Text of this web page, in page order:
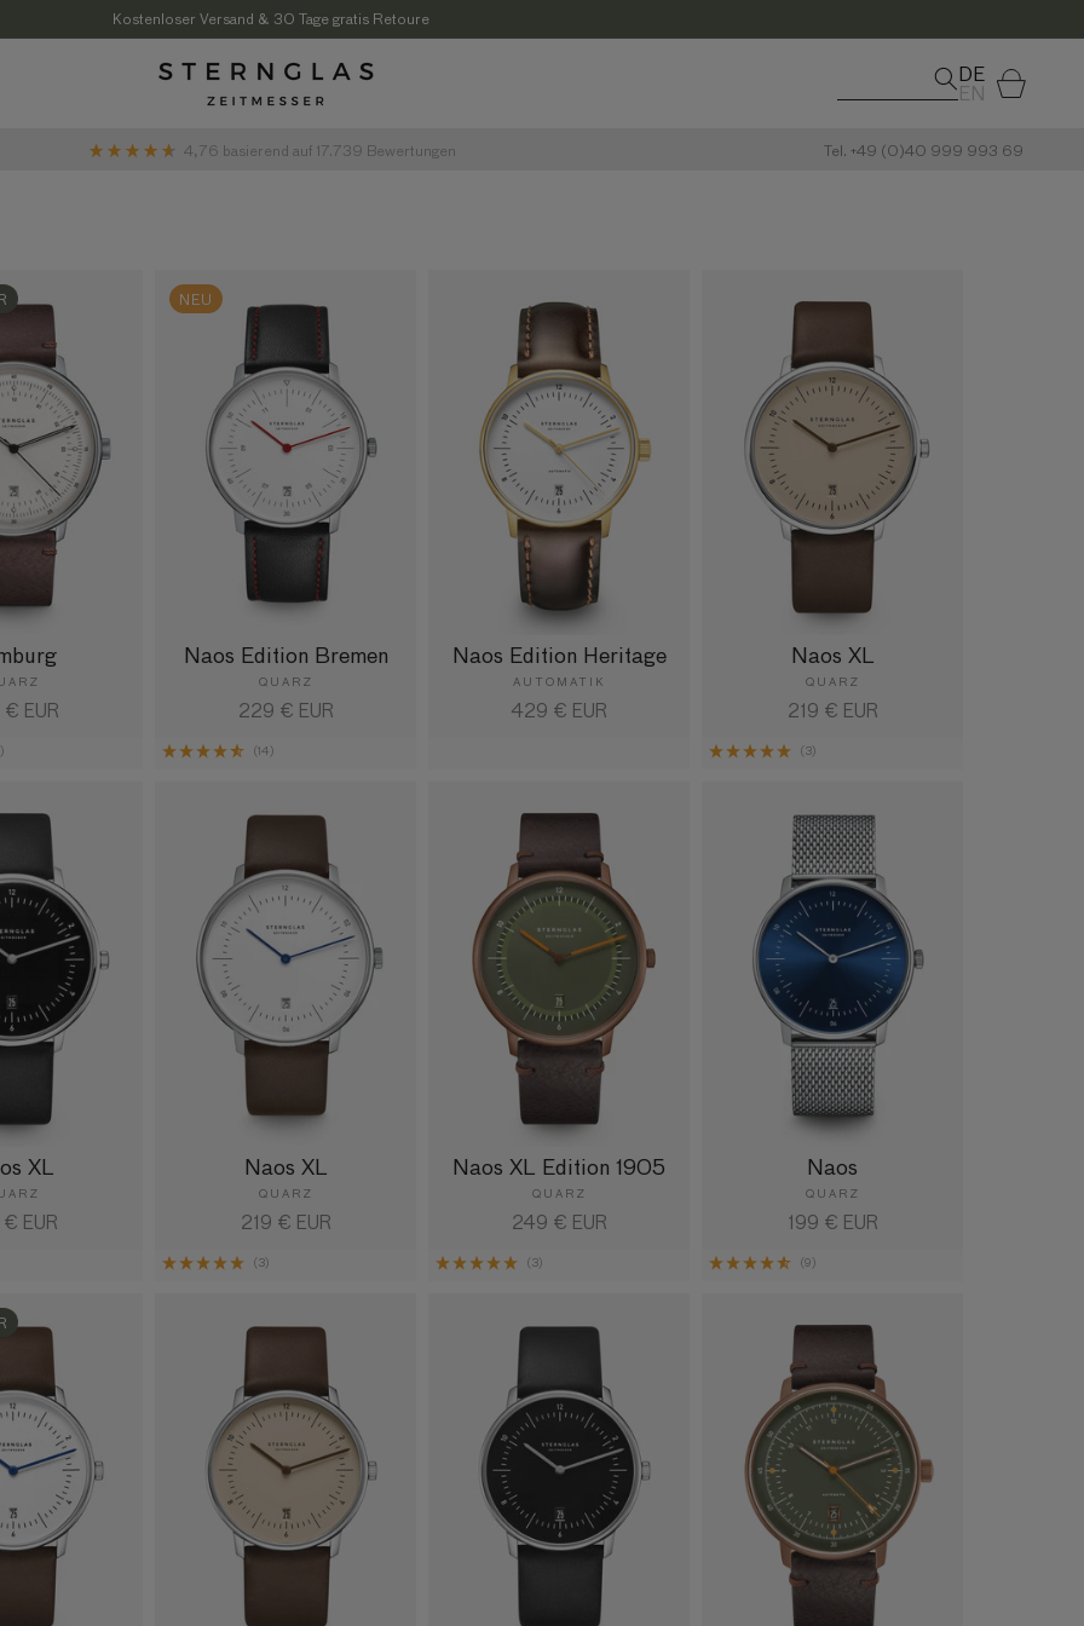
Kostenloser Versand & 30 Tage gratis Retoure
DE
ENWarenkorb
4,76 basierend auf 17.739 Bewertungen Tel. +49 (0)40 999 993 69
EUR
Naos Edition Bremen
QUARZ
Normaler
229 € EUR
NEU
(14)
Naos Edition Heritage
AUTOMATIK
Normaler
429 € EUR
Naos XL
QUARZ
Normaler
219 € EUR
(3)
XL
EUR
Naos XL
QUARZ
Normaler
219 € EUR
(3)
Naos
QUARZ
Normaler
199 € EUR
(9)
Naos XL Edition 1905
QUARZ
Normaler
249 € EUR
(3)